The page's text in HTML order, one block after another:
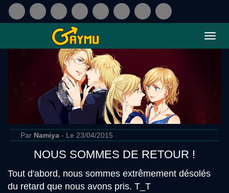
Par Namiya - Le 23/04/2015
NOUS SOMMES DE RETOUR !
Tout d'abord, nous sommes extrêmement désolés
du retard que nous avons pris. T_T